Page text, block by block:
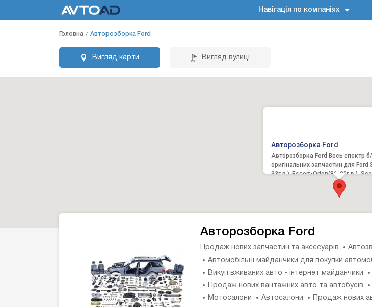
Навігація по компаніях
Головна Авторозборка Ford
Вигляд карти Вигляд вулиці
Авторозборка Ford
Авторозборка Ford Весь спектр б/у
оригінальних запчастин для Ford
93г.в.), Escort-Orion(86-00г.в.),
Авторозборка Ford
Продаж нових запчастин та аксесуарів
Автомобільні майданчики для покупки
Викуп вживаних авто - інтернет майданчики
Продаж нових вантажних авто та автобусів
Мотосалони
Автосалони
Продаж нових